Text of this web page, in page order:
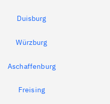
Duisburg
Würzburg
Aschaffenburg
Freising